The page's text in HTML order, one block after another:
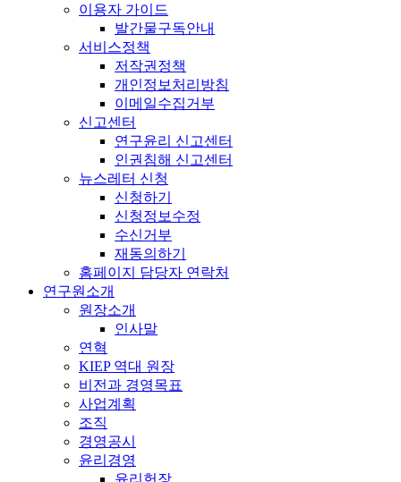
이용자 가이드
발간물구독안내
서비스정책
저작권정책
개인정보처리방침
이메일수집거부
신고센터
연구윤리 신고센터
인권침해 신고센터
뉴스레터 신청
신청하기
신청정보수정
수신거부
재동의하기
홈페이지 담당자 연락처
연구원소개
원장소개
인사말
연혁
KIEP 역대 원장
비전과 경영목표
사업계획
조직
경영공시
윤리경영
윤리헌장